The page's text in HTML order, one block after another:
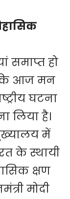
समाप्त हो
कि आज मन
घटना
लिया है।
में
के स्थायी
क्षण
मोदी